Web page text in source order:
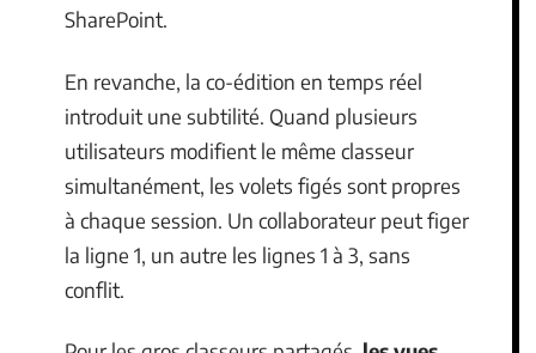
SharePoint.
En revanche, la co-édition en temps réel
introduit une subtilité. Quand plusieurs
utilisateurs modifient le même classeur
simultanément, les volets figés sont propres
à chaque session. Un collaborateur peut figer
la ligne 1, un autre les lignes 1 à 3, sans
conflit.